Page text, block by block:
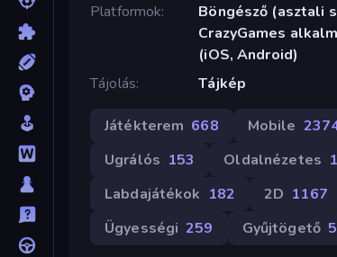
Platformok
Böngésző (asztali
CrazyGames
(iOS, Android)
Tájolás
Tájkép
Játékterem 668 Mobile
Ugrálós 153 Oldalnézetes
Labdajátékok 182 2D 1167
Ügyességi 259 Gyűjtögető